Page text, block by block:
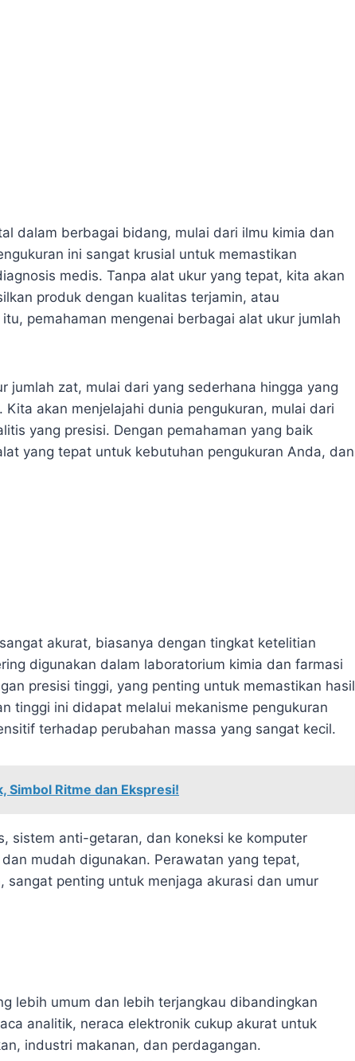
dalam berbagai bidang, mulai dari ilmu kimia dan
ini sangat krusial untuk memastikan
medis. Tanpa alat ukur yang tepat, kita akan
produk dengan kualitas terjamin, atau
pemahaman mengenai berbagai alat ukur jumlah
jumlah zat, mulai dari yang sederhana hingga yang
akan menjelajahi dunia pengukuran, mulai dari
yang presisi. Dengan pemahaman yang baik
yang tepat untuk kebutuhan pengukuran Anda, dan
akurat, biasanya dengan tingkat ketelitian
digunakan dalam laboratorium kimia dan farmasi
presisi tinggi, yang penting untuk memastikan hasil
tinggi ini didapat melalui mekanisme pengukuran
terhadap perubahan massa yang sangat kecil.
Simbol Ritme dan Ekspresi!
sistem anti-getaran, dan koneksi ke komputer
mudah digunakan. Perawatan yang tepat,
penting untuk menjaga akurasi dan umur
lebih umum dan lebih terjangkau dibandingkan
analitik, neraca elektronik cukup akurat untuk
industri makanan, dan perdagangan.